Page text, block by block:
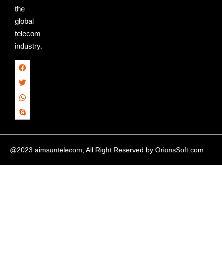
the
global
telecom
industry.
@2023 aimsuntelecom, All Right Reserved by OrionsSoft.com